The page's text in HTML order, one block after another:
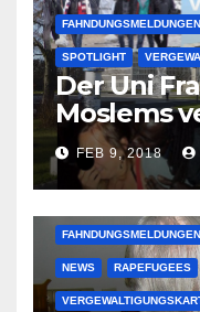
FAHNDUNGSMELDUNGEN
SPOTLIGHT
Der Uni
Moslems
deutsche
Uni-
FEB 9, 2018
FAHNDUNGSMELDUNGEN
NEWS RAPEFUGEES